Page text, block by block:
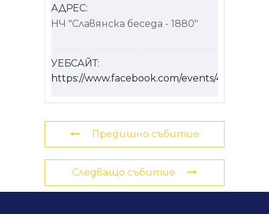
АДРЕС:
НЧ "Славянска беседа - 1880"
УЕБСАЙТ:
https://www.facebook.com/events/
Предишно събитие
Следващо събитие